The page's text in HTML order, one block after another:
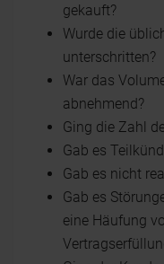
gekauft?
Wurde die
unterschritten?
War das
abnehmend?
Ging die Zahl
Gab es
Gab es nicht
Gab es
eine Häufung